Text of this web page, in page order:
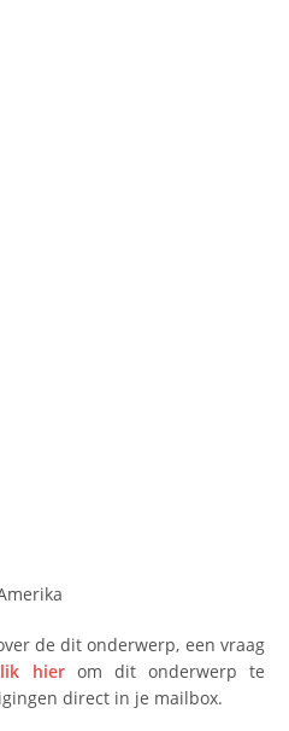
de dit onderwerp, een vraag
hierom dit onderwerp te
direct in je mailbox.